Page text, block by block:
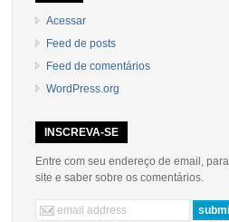
Acessar
Feed de posts
Feed de comentários
WordPress.org
INSCREVA-SE
Entre com seu endereço de email,
site e saber sobre os comentários.